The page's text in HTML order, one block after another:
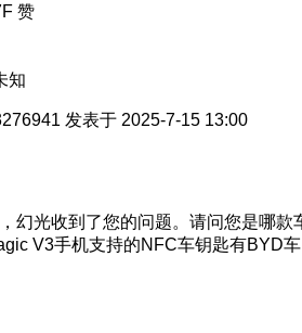
赞
知
发表于 2025-7-15 13:00
幻光收到了您的问题。请问您是哪款
V3手机支持的NFC车钥匙有BYD车